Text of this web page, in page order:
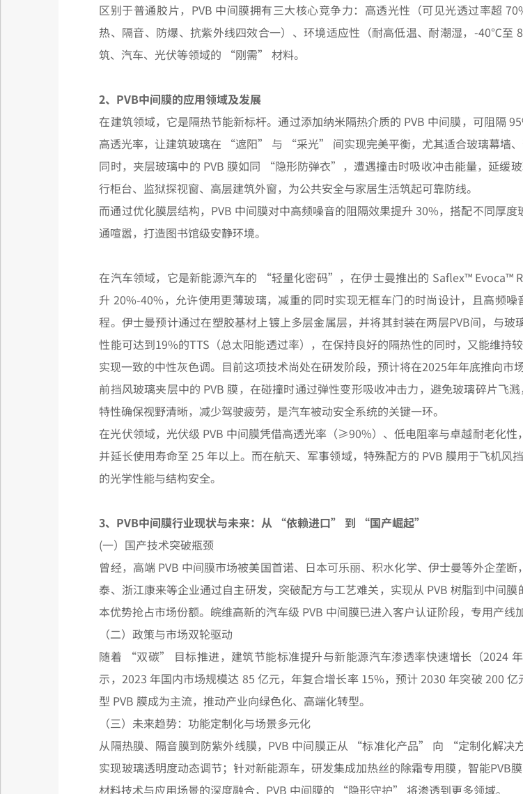
区别于普通胶片，PVB 中间膜拥有三大核心竞争力：高透光性（可见光透过率超
热、隔音、防爆、抗紫外线四效合一）、环境适应性（耐高低温、耐潮湿，-40℃
筑、汽车、光伏等领域的 “刚需” 材料。
2、PVB中间膜的应用领域及发展
在建筑领域，它是隔热节能新标杆。通过添加纳米隔热介质的 PVB 中间膜，可阻隔
高透光率，让建筑玻璃在 “遮阳” 与 “采光” 间实现完美平衡，尤其适合玻璃幕墙、
同时，夹层玻璃中的 PVB 膜如同 “隐形防弹衣”，遭遇撞击时吸收冲击能量，延缓
行柜台、监狱探视窗、高层建筑外窗，为公共安全与家居生活筑起可靠防线。
而通过优化膜层结构，PVB 中间膜对中高频噪音的阻隔效果提升 30%，搭配不同厚
通喧嚣，打造图书馆级安静环境。
在汽车领域，它是新能源汽车的 “轻量化密码”，在伊士曼推出的 Saflex™ Evoca™
升 20%-40%，允许使用更薄玻璃，减重的同时实现无框车门的时尚设计，且高频
程。伊士曼预计通过在塑胶基材上镀上多层金属层，并将其封装在两层PVB间，与
性能可达到19%的TTS（总太阳能透过率），在保持良好的隔热性的同时，又能维持
实现一致的中性灰色调。目前这项技术尚处在研发阶段，预计将在2025年年底推向市场
前挡风玻璃夹层中的 PVB 膜，在碰撞时通过弹性变形吸收冲击力，避免玻璃碎片飞
特性确保视野清晰，减少驾驶疲劳，是汽车被动安全系统的关键一环。
在光伏领域，光伏级 PVB 中间膜凭借高透光率（≥90%）、低电阻率与卓越耐老化
并延长使用寿命至 25 年以上。而在航天、军事领域，特殊配方的 PVB 膜用于飞机
的光学性能与结构安全。
3、PVB中间膜行业现状与未来：从 “依赖进口” 到 “国产崛起”
(一）国产技术突破瓶颈
曾经，高端 PVB 中间膜市场被美国首诺、日本可乐丽、积水化学、伊士曼等外企垄
泰、浙江康来等企业通过自主研发，突破配方与工艺难关，实现从 PVB 树脂到中间
本优势抢占市场份额。皖维高新的汽车级 PVB 中间膜已进入客户认证阶段，专用产线
（二）政策与市场双轮驱动
随着 “双碳” 目标推进，建筑节能标准提升与新能源汽车渗透率快速增长（2024
示，2023 年国内市场规模达 85 亿元，年复合增长率 15%，预计 2030 年突破 200
型 PVB 膜成为主流，推动产业向绿色化、高端化转型。
（三）未来趋势：功能定制化与场景多元化
从隔热膜、隔音膜到防紫外线膜，PVB 中间膜正从 “标准化产品” 向 “定制化解决
实现玻璃透明度动态调节；针对新能源车，研发集成加热丝的除霜专用膜，智能PVB
材料技术与应用场景的深度融合，PVB 中间膜的 “隐形守护” 将渗透到更多领域。